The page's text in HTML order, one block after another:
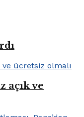
açık ve